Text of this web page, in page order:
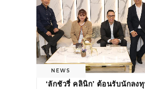
NEWS
‘ลักชัวรี่ คลินิก’ ต้อนรับนักลง